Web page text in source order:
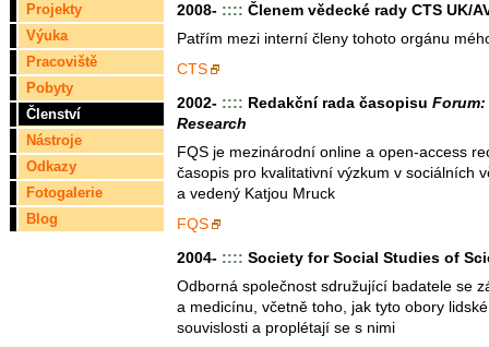
Projekty
Výuka
Pracoviště
Pobyty
Členství
Nástroje
Odkazy
Fotogalerie
Blog
2008- :::: Členem vědecké rady CTS UK/
Patřím mezi interní členy tohoto orgánu
CTS
2002- :::: Redakční rada časopisu
Research
FQS je mezinárodní online a open-access
časopis pro kvalitativní výzkum v sociálních
a vedený Katjou Mruck
FQS
2004- :::: Society for Social Studies of
Odborná společnost sdružující badatele se
a medicínu, včetně toho, jak tyto obory
souvislosti a proplétají se s nimi